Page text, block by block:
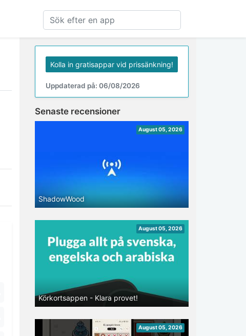
Kolla in gratisappar vid prissänkning!
Uppdaterad på: 06/08/2026
Senaste recensioner
August 05, 2026
ShadowWood
August 05, 2026
Körkortsappen - Klara provet!
August 05, 2026